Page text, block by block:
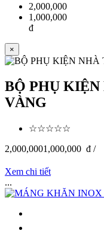
2,000,000
1,000,000
đ
×
BỘ PHỤ
VÀNG
☆☆☆☆☆
2,000,0001,000,000 đ /
Xem chi tiết
...